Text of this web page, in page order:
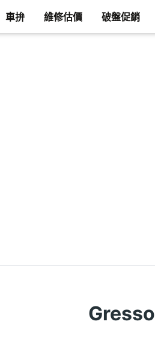
車拚 維修估價 破盤促銷
Gresso